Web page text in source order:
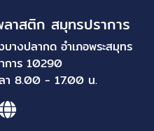
าสติก สมุทรปราการ
งปลากด อำเภอพระสมุทร
การ 10290
า 8.00 - 17.00 น.